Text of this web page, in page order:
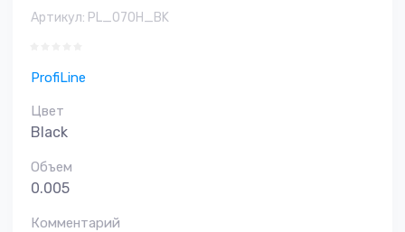
Артикул: PL_070H_BK
ProfiLine
Цвет
Black
Объем
0.005
Комментарий